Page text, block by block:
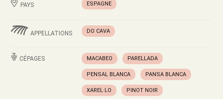
PAYS ESPAGNE
APPELLATIONS DO CAVA
CÉPAGES MACABEO PARELLADA
PENSAL BLANCA PANSA BLANCA
XAREL·LO PINOT NOIR